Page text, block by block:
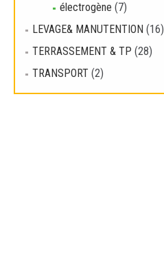
électrogène (7)
LEVAGE& MANUTENTION (16)
TERRASSEMENT & TP (28)
TRANSPORT (2)